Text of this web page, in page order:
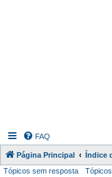
FAQ
Página Principal Índice
Tópicos sem resposta